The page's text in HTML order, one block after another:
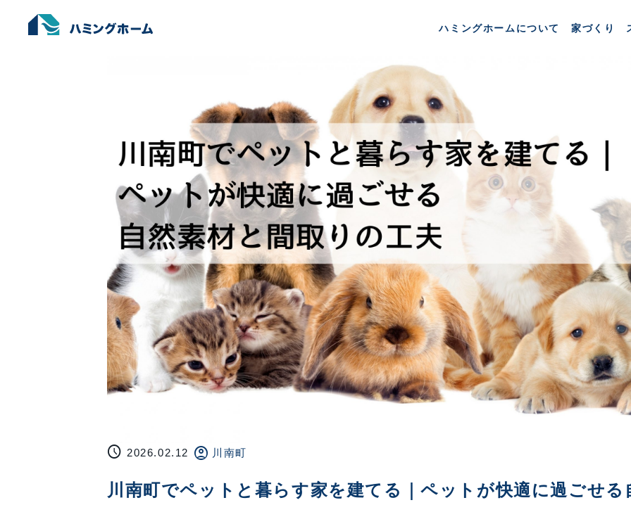
ハミングホームについて 家づくり
schedule 2026.02.12 account_circle 川南町
川南町でペットと暮らす家を建てる｜ペットが快適に過ごせる